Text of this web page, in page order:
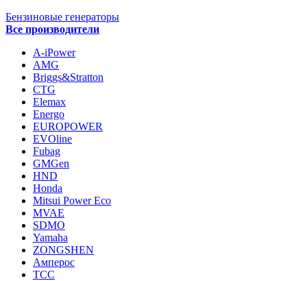
Бензиновые генераторы
Все производители
A-iPower
AMG
Briggs&Stratton
CTG
Elemax
Energo
EUROPOWER
EVOline
Fubag
GMGen
HND
Honda
Mitsui Power Eco
MVAE
SDMO
Yamaha
ZONGSHEN
Амперос
ТСС